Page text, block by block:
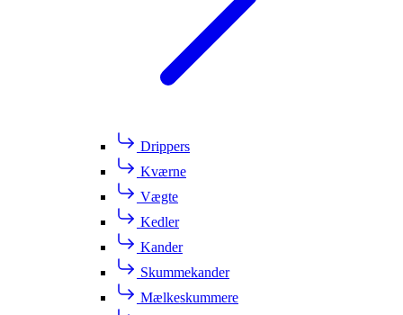
Drippers
Kværne
Vægte
Kedler
Kander
Skummekander
Mælkeskummere